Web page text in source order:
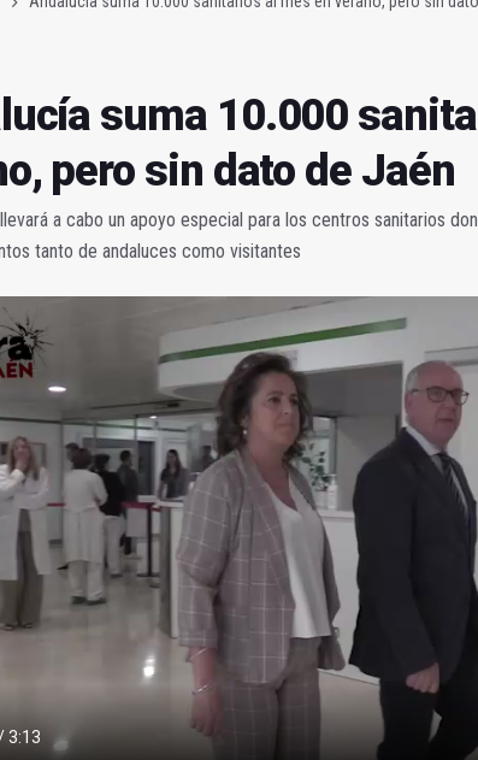
suma 10.000
pero sin dato de Jaén
a cabo un apoyo especial para los centros sanitarios
tanto de andaluces como visitantes